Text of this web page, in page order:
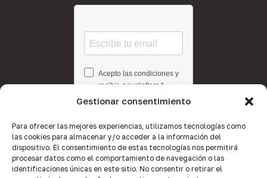
Gestionar consentimiento
Para ofrecer las mejores experiencias, utilizamos tecnologías como
las cookies para almacenar y/o acceder a la información del
dispositivo. El consentimiento de estas tecnologías nos permitirá
procesar datos como el comportamiento de navegación o las
identificaciones únicas en este sitio. No consentir o retirar el